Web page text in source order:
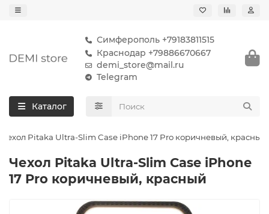
Симферополь +79183811515
Краснодар +79886670667
demi_store@mail.ru
Telegram
Каталог
Чехол Pitaka Ultra-Slim Case iPhone 17 Pro коричневый, красный
Чехол Pitaka Ultra-Slim Case iPhone
17 Pro коричневый, красный